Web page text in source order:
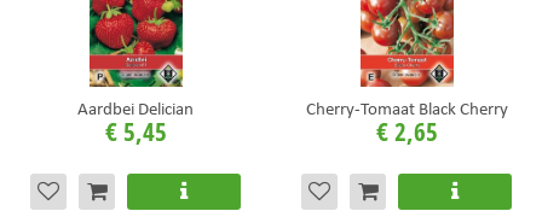
Aardbei Delician
€ 5,45
Cherry-Tomaat Black Cherry
€2,65